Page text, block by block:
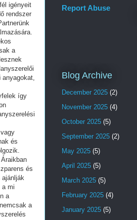
Report Abuse
Blog Archive
December 2025 (2)
November 2025 (4)
October 2025 (5)
September 2025 (2)
May 2025 (5)
April 2025 (5)
March 2025 (5)
February 2025 (4)
January 2025 (5)